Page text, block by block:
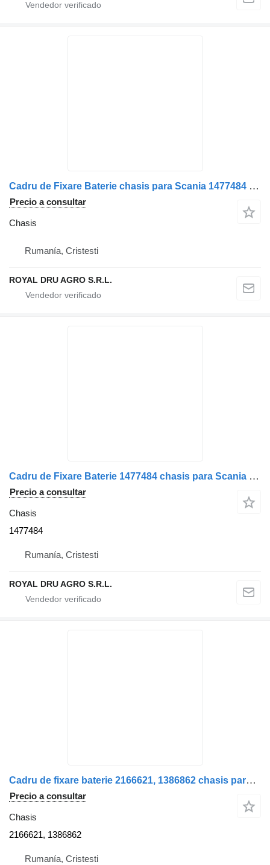
Cadru de Fixare Baterie chasis para Scania 1477484 camión
Precio a consultar
Chasis
Rumanía, Cristesti
ROYAL DRU AGRO S.R.L.
Cadru de Fixare Baterie 1477484 chasis para Scania 20 camión
Precio a consultar
Chasis
1477484
Rumanía, Cristesti
ROYAL DRU AGRO S.R.L.
Cadru de fixare baterie 2166621, 1386862 chasis para Scania 2166621 1386862 camión
Precio a consultar
Chasis
2166621, 1386862
Rumanía, Cristesti